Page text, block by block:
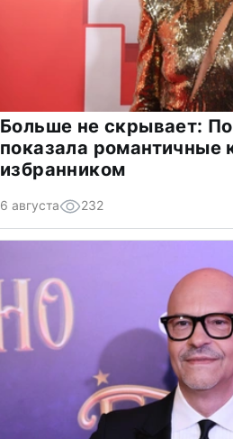
Больше не скрывает:
показала романтичные
избранником
6 августа 232